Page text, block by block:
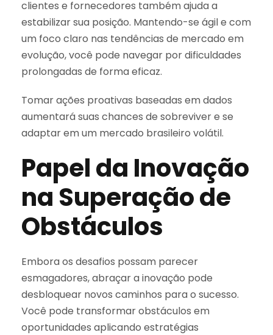
clientes e fornecedores também ajuda a
estabilizar sua posição. Mantendo-se ágil e com
um foco claro nas tendências de mercado em
evolução, você pode navegar por dificuldades
prolongadas de forma eficaz.
Tomar ações proativas baseadas em dados
aumentará suas chances de sobreviver e se
adaptar em um mercado brasileiro volátil.
Papel da Inovação
na Superação de
Obstáculos
Embora os desafios possam parecer
esmagadores, abraçar a inovação pode
desbloquear novos caminhos para o sucesso.
Você pode transformar obstáculos em
oportunidades aplicando estratégias